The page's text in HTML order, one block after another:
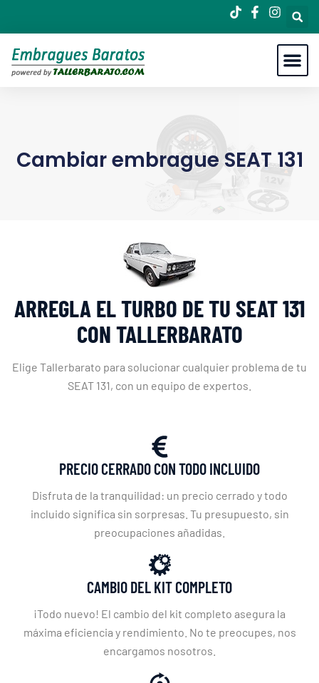
Cambiar embrague SEAT 131
ARREGLA EL TURBO DE TU SEAT 131
CON TALLERBARATO
Elige Tallerbarato para solucionar cualquier problema de tu
SEAT 131, con un equipo de expertos.
PRECIO CERRADO CON TODO INCLUIDO
Disfruta de la tranquilidad: un precio cerrado y todo
incluido significa sin sorpresas. Tu presupuesto, sin
preocupaciones añadidas.
CAMBIO DEL KIT COMPLETO
¡Todo nuevo! El cambio del kit completo asegura la
máxima eficiencia y rendimiento. No te preocupes, nos
encargamos nosotros.